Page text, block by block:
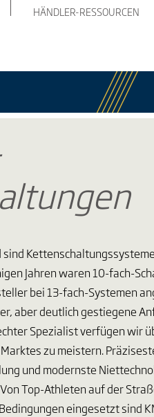
HÄNDLER-RESSOURCEN
Jahren waren 10-fach-
bei 13-fach-Systemen
aber deutlich gestiegene
Spezialist verfügen wir
zu meistern.
und modernste
Top-Athleten auf der
eingesetzt sind